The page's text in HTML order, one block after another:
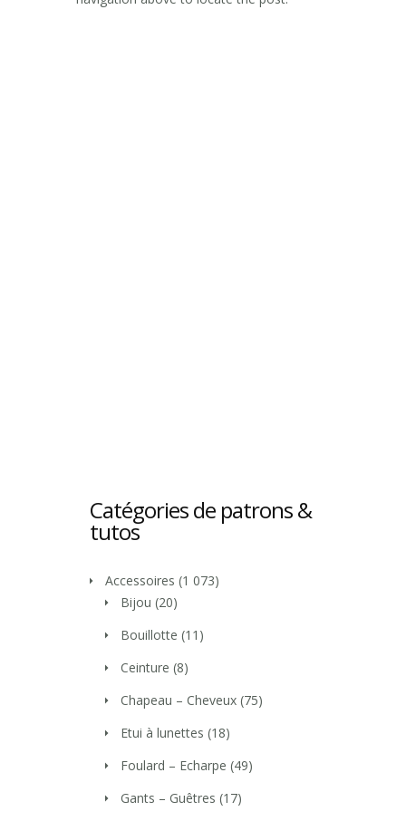
Catégories de patrons &
tutos
Accessoires (1 073)
Bijou (20)
Bouillotte (11)
Ceinture (8)
Chapeau – Cheveux (75)
Etui à lunettes (18)
Foulard – Echarpe (49)
Gants – Guêtres (17)